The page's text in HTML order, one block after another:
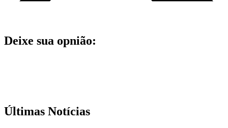
Deixe sua opnião:
Últimas Notícias